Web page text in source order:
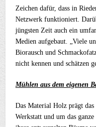
Zeichen dafür, dass in
Netzwerk funktioniert.
jüngsten Zeit auch ein
Medien aufgebaut. „Viele
Biorausch und
nicht kennen und schätzen
Mühlen aus dem eigenen
Das Material Holz prägt
Werkstatt und um das